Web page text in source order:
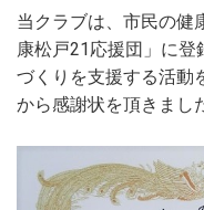
当クラブは、市民の健
康松戸21応援団」に
づくりを支援する活動
から感謝状を頂きまし